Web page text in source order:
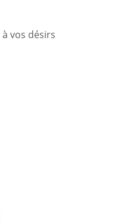
vos désirs